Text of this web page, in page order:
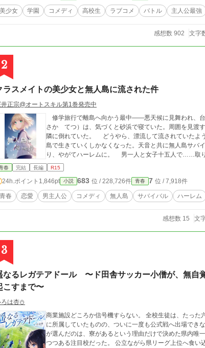
美少女 学園 コメディ 高校生 ラブコメ バトル 主人公最強
感想数 902 文字
2
ラスメイトの美少女と無人島に流された件
正宗@オートスキル第1巻発売中
修学旅行で離島へ向かう最中――悪天候に見舞われ、
さか てつ）は、気づくと砂浜で寝ていた。周囲を見
隣に倒れていた。 どうやら、漂流して流されていたようだった。 帰ろうにも島は『無人島』。 しばらくは
島で生きていくしかなくなった。天音と共に無人島サ
り、やがてハーレムに。 男一人と女子十五人
春 完結 長編 R15
24h.ポイント 1,846pt 小説 683 位 / 228,726件 青春 7 位 / 7,918件
青春 恋愛 男主人公 コメディ 無人島 サバイバル ハーレム
感想数 15 文
3
なるレガテアドール 〜ド田舎サッカー小僧が、無自
こすまで〜
は杏⛄️
商業施設どころか信号機すらない。 全校生徒は、たった六人。 そんな超ド田舎で育った遥は、中学時代
に所属していたものの、ついに一度も公式戦へ出場できなかった。 「こんな田舎、絶対に出てやる
が選んだのは、寮があるという理由だけで決めた県内唯一の公立高校。 だがその高校は、今
つつある注目校だった。 公立ながら県リーグ上位へ食い込み、全国を目指し始めていたのである。 これまで披露す